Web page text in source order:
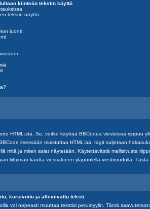
kiinteän tekstin käyttö
tekstin näyttö
luonti
HTML:stä. Se, voitko käyttää BBCodea viesteissä riippuu
itsessään muistuttaa HTML:ää, tagit suljetaan
mitä ja miten asiat näytetään. Käytettävästä mallisivusta
liittymän kautta viestialueen yläpuolella viestiruudulla.
kursivoitu ja alleviivattu teksti
voi nopeasti muuttaa tekstisi perustyylin. Tämä